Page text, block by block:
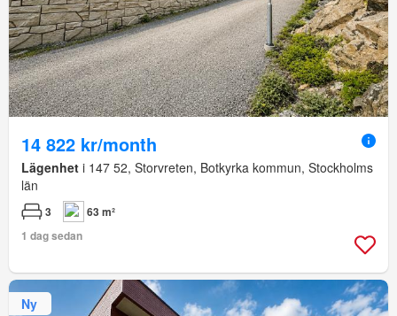
14 822 kr/month
Lägenhet i 147 52, Storvreten, Botkyrka kommun, Stockholms
län
3
63 m²
1 dag sedan
Ny